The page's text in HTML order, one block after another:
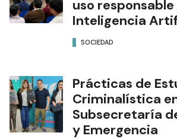
uso responsable
Inteligencia
SOCIEDAD
Prácticas de
Criminalística
Subsecretaría
y Emergencia